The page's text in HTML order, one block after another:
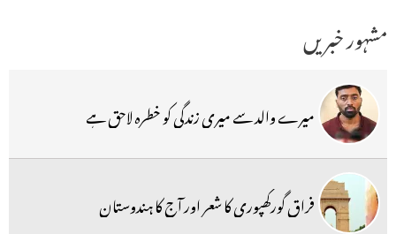
مشہور خبریں
میرے والد سے میری زندگی کو خطرہ لاحق ہے
فراق گورکھپوری کا شعر اور آج کا ہندوستان